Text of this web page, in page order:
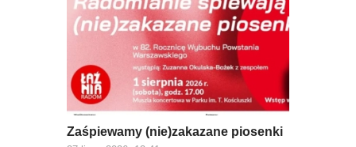
Zaśpiewamy (nie)zakazane piosenki